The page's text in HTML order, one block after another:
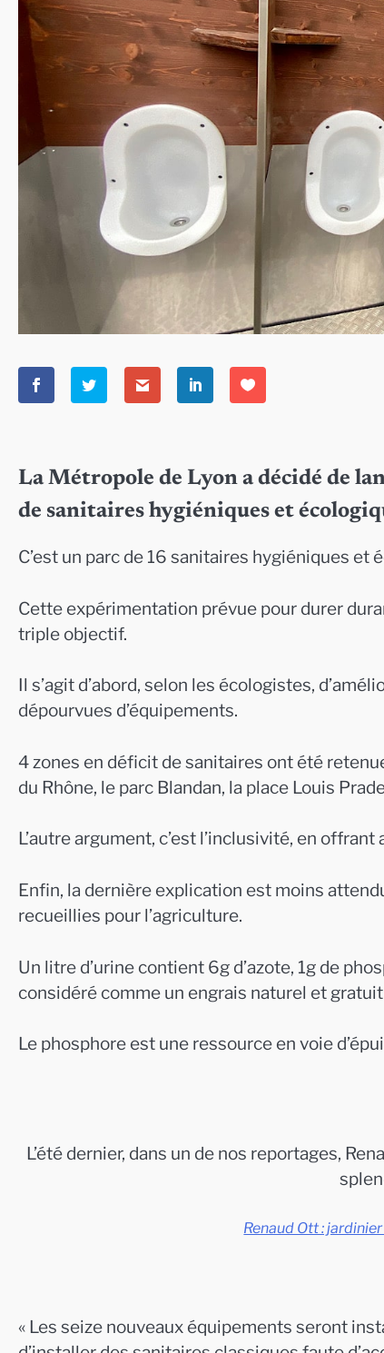
La Métropole de Lyon a décidé de
de sanitaires hygiéniques et
C’est un parc de 16 sanitaires hygiéniques
Cette expérimentation prévue pour durer
triple objectif.
Il s’agit d’abord, selon les écologistes,
dépourvues d’équipements.
4 zones en déficit de sanitaires ont été
du Rhône, le parc Blandan, la place Louis
L’autre argument, c’est l’inclusivité, en
Enfin, la dernière explication est moins
recueillies pour l’agriculture.
Un litre d’urine contient 6g d’azote, 1g de
considéré comme un engrais naturel et
Le phosphore est une ressource en voie
L’été dernier, dans un de nos reportages,
Renaud Ott :
« Les seize nouveaux équipements seront